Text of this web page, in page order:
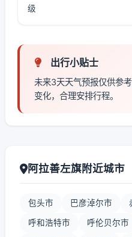
级
出行小贴士
未来3天天气预报仅供参
变化，合理安排行程。
阿拉善左旗附近城市
包头市 巴彦淖尔市
呼和浩特市 呼伦贝尔市